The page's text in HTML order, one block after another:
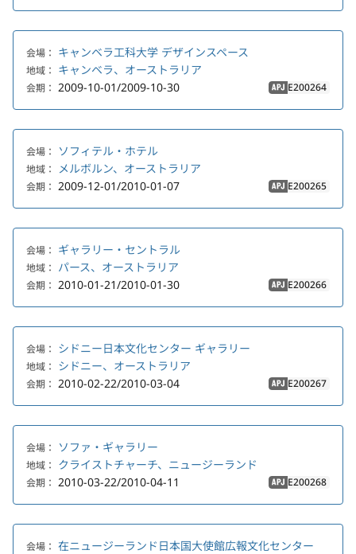
会場： キャンベラ工科大学 デザインスペース
地域： キャンベラ、オーストラリア
会期： 2009-10-01/2009-10-30 APJ E200264
会場： ソフィテル・ホテル
地域： メルボルン、オーストラリア
会期： 2009-12-01/2010-01-07 APJ E200265
会場： ギャラリー・セントラル
地域： パース、オーストラリア
会期： 2010-01-21/2010-01-30 APJ E200266
会場： シドニー日本文化センター ギャラリー
地域： シドニー、オーストラリア
会期： 2010-02-22/2010-03-04 APJ E200267
会場： ソファ・ギャラリー
地域： クライストチャーチ、ニュージーランド
会期： 2010-03-22/2010-04-11 APJ E200268
会場： 在ニュージーランド日本国大使館広報文化センター